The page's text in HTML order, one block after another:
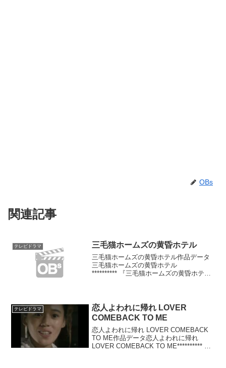
OBs
関連記事
テレビドラマ 三毛猫ホームズの黄昏ホテル
三毛猫ホームズの黄昏ホテル作品データ
三毛猫ホームズの黄昏ホテル
********** 『三毛猫ホームズの黄昏ホテ
テレビドラマ
恋人よわれに帰れ LOVER
COMEBACK TO ME
恋人よわれに帰れ LOVER COMEBACK
TO ME作品データ恋人よわれに帰れ
LOVER COMEBACK TO ME********** 恋